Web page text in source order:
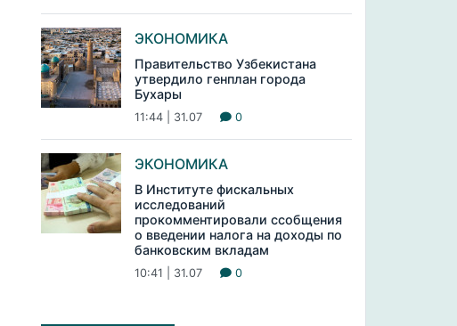
ЭКОНОМИКА
Правительство Узбекистана
утвердило генплан города
Бухары
11:44 | 31.07 0
ЭКОНОМИКА
В Институте фискальных
исследований
прокомментировали ссобщения
о введении налога на доходы по
банковским вкладам
10:41 | 31.07 0